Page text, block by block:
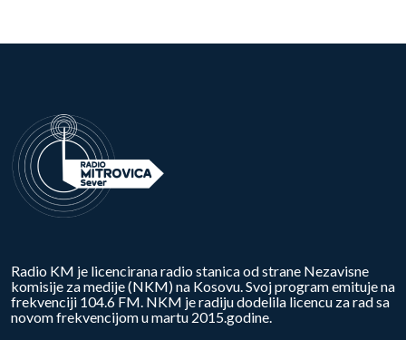
Radio KM je licencirana radio stanica od strane Nezavisne
komisije za medije (NKM) na Kosovu. Svoj program emituje na
frekvenciji 104.6 FM. NKM je radiju dodelila licencu za rad sa
novom frekvencijom u martu 2015.godine.